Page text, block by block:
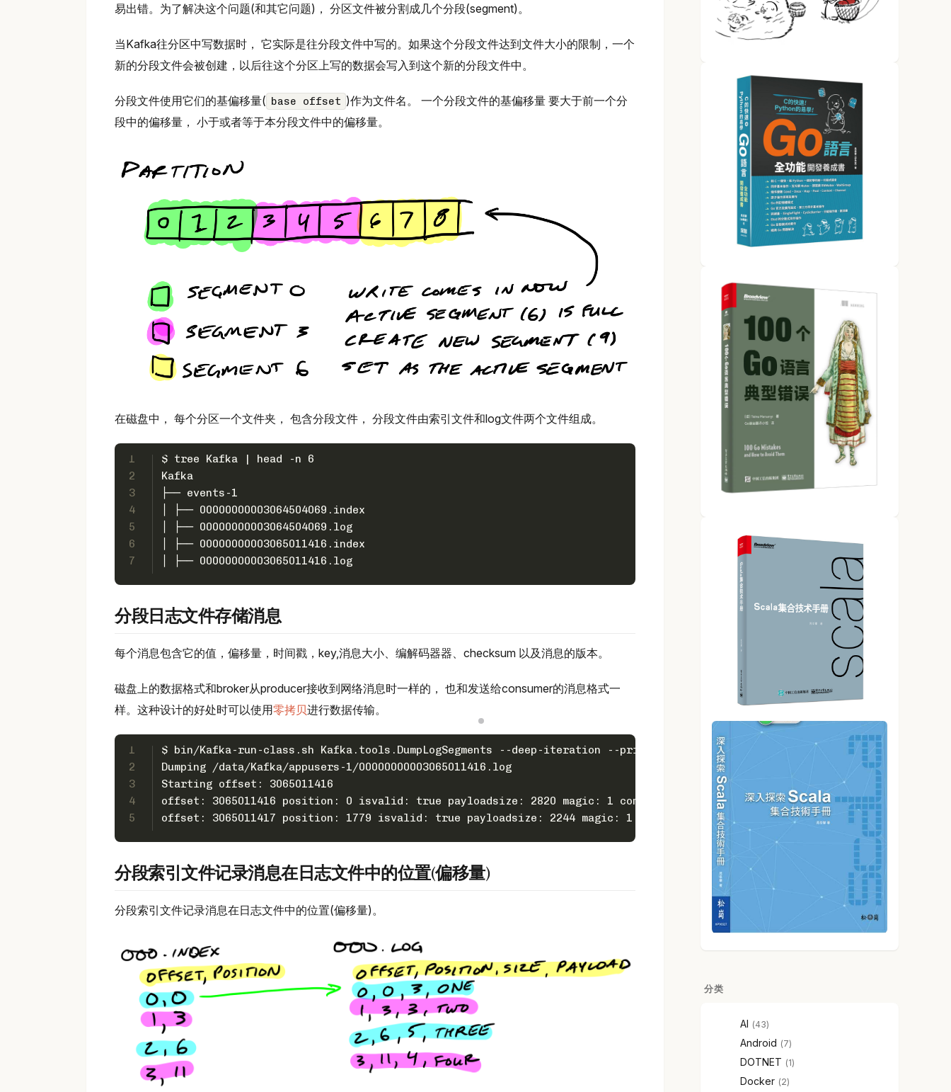
易出错。为了解决这个问题(和其它问题)， 分区文件被分割成几个分段(segment)。
当Kafka往分区中写数据时， 它实际是往分段文件中写的。如果这个分段文件达到文件大小的限制，一个
新的分段文件会被创建，以后往这个分区上写的数据会写入到这个新的分段文件中。
分段文件使用它们的基偏移量( base offset )作为文件名。 一个分段文件的基偏移量 要大于前一个分
段中的偏移量， 小于或者等于本分段文件中的偏移量。
在磁盘中， 每个分区一个文件夹， 包含分段文件， 分段文件由索引文件和log文件两个文件组成。
1
2
3
4
5
6
7
$ tree Kafka | head -n 6
Kafka
├── events-1
│ ├── 00000000003064504069.index
│ ├── 00000000003064504069.log
│ ├── 00000000003065011416.index
│ ├── 00000000003065011416.log
分段日志文件存储消息
每个消息包含它的值，偏移量，时间戳，key,消息大小、编解码器器、checksum 以及消息的版本。
磁盘上的数据格式和broker从producer接收到网络消息时一样的， 也和发送给consumer的消息格式一
样。这种设计的好处时可以使用零拷贝进行数据传输。
1
2
3
4
5
$ bin/Kafka-run-class.sh Kafka.tools.DumpLogSegments --deep-iteration --print-data-log --files /data/Kafka/events-1/
Dumping /data/Kafka/appusers-1/00000000003065011416.log
Starting offset: 3065011416
offset: 3065011416 position: 0 isvalid: true payloadsize: 2820 magic: 1 compresscodec: NoCompressionCodec crc: 811055132
offset: 3065011417 position: 1779 isvalid: true payloadsize: 2244 magic: 1 compresscodec: NoCompressionCodec crc:
分段索引文件记录消息在日志文件中的位置(偏移量)
分段索引文件记录消息在日志文件中的位置(偏移量)。
分类
AI 43
Android 7
DOTNET 1
Docker 2